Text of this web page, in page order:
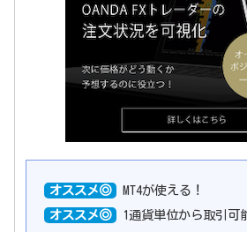
オススメ◎ MT4が使える！
オススメ◎ 1通貨単位から取引可